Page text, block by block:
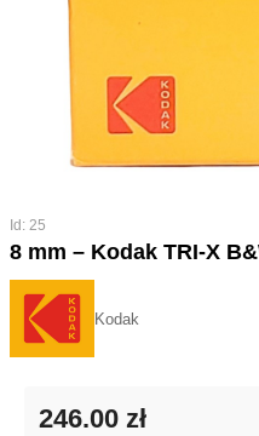
Id: 25
8 mm – Kodak TRI-X
Kodak
246.00 zł